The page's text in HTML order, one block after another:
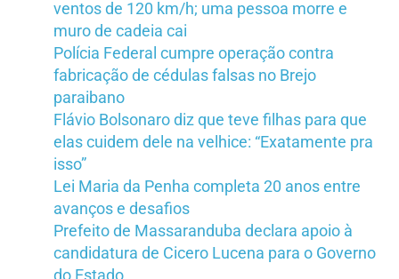
ventos de 120 km/h; uma pessoa morre e
muro de cadeia cai
Polícia Federal cumpre operação contra
fabricação de cédulas falsas no Brejo
paraibano
Flávio Bolsonaro diz que teve filhas para que
elas cuidem dele na velhice: “Exatamente pra
isso”
Lei Maria da Penha completa 20 anos entre
avanços e desafios
Prefeito de Massaranduba declara apoio à
candidatura de Cicero Lucena para o Governo
do Estado